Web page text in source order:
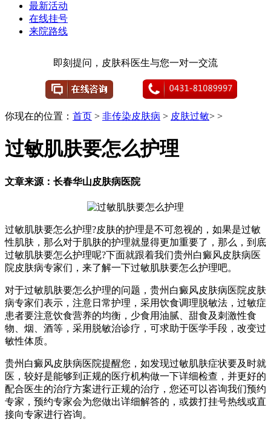
最新活动
在线挂号
来院路线
即刻提问，皮肤科医生与您一对一交流
你现在的位置： 首页 > 非传染皮肤病 > 皮肤过敏> >
过敏肌肤要怎么护理
文章来源：长春华山皮肤病医院
过敏肌肤要怎么护理?皮肤的护理是不可忽视的，如果是过敏
性肌肤，那么对于肌肤的护理就显得更加重要了，那么，到底
过敏肌肤要怎么护理呢?下面就跟着我们贵州白癜风皮肤病医
院皮肤病专家们，来了解一下过敏肌肤要怎么护理吧。
对于过敏肌肤要怎么护理的问题，贵州白癜风皮肤病医院皮肤
病专家们表示，注意日常护理，采用饮食调理脱敏法，过敏症
患者要注意饮食营养的均衡，少食用油腻、甜食及刺激性食
物、烟、酒等，采用脱敏治诊疗，可求助于医学手段，改变过
敏性体质。
贵州白癜风皮肤病医院提醒您，如发现过敏肌肤症状要及时就
医，较好是能够到正规的医疗机构做一下详细检查，并更好的
配合医生的治疗方案进行正规的治疗，您还可以咨询我们预约
专家，预约专家会为您做出详细解答的，或拨打挂号热线或直
接向专家进行咨询。